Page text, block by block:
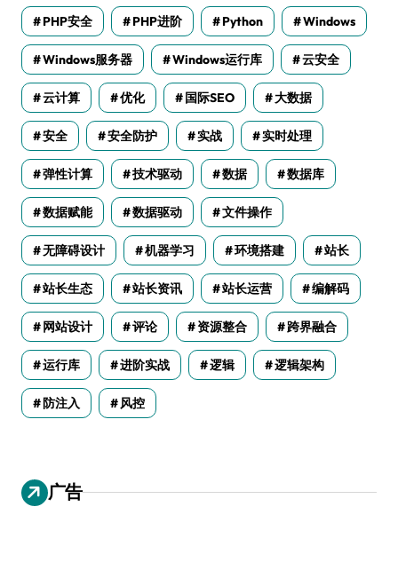
PHP安全 PHP进阶 Python Windows
Windows服务器 Windows运行库 云安全
云计算 优化 国际SEO 大数据
安全 安全防护 实战 实时处理
弹性计算 技术驱动 数据 数据库
数据赋能 数据驱动 文件操作
无障碍设计 机器学习 环境搭建 站长
站长生态 站长资讯 站长运营 编解码
网站设计 评论 资源整合 跨界融合
运行库 进阶实战 逻辑 逻辑架构
防注入 风控
广告